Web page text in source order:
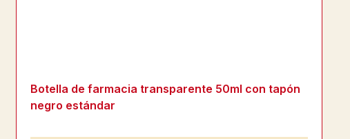
Botella de farmacia transparente 50ml con tapón
negro estándar